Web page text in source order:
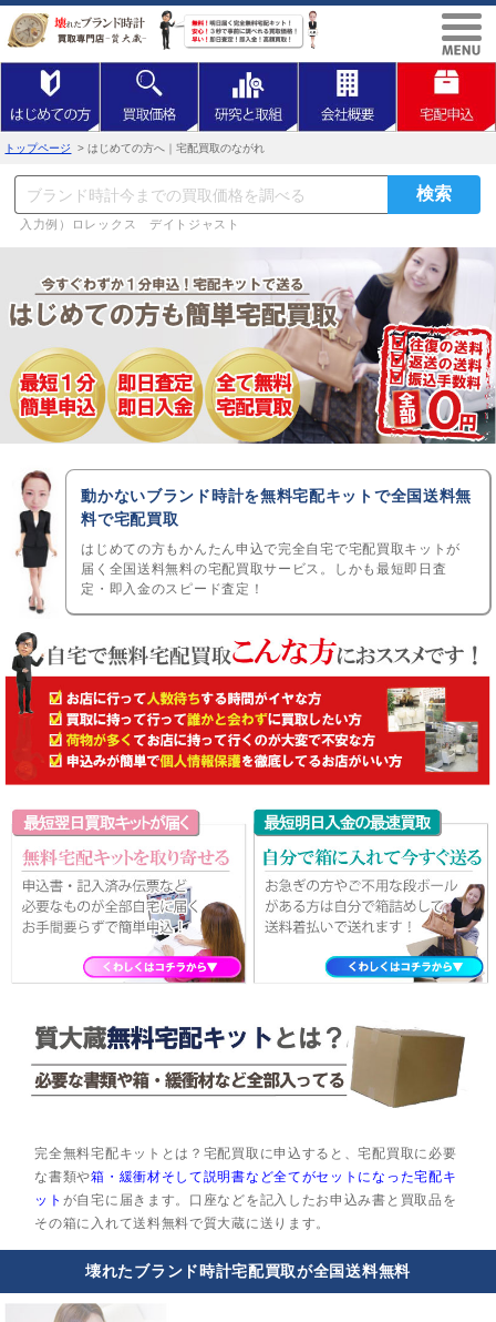
トップページ > はじめての方へ｜宅配買取のながれ
入力例）ロレックス デイトジャスト
動かないブランド時計を無料宅配キットで全国送料無
料で宅配買取
はじめての方もかんたん申込で完全自宅で宅配買取キットが
届く全国送料無料の宅配買取サービス。しかも最短即日査
定・即入金のスピード査定！
完全無料宅配キットとは？宅配買取に申込すると、宅配買取に必要
な書類や箱・緩衝材そして説明書など全てがセットになった宅配キ
ット が自宅に届きます。口座などを記入したお申込み書と買取品を
その箱に入れて送料無料で質大蔵に送ります。
壊れたブランド時計宅配買取が全国送料無料